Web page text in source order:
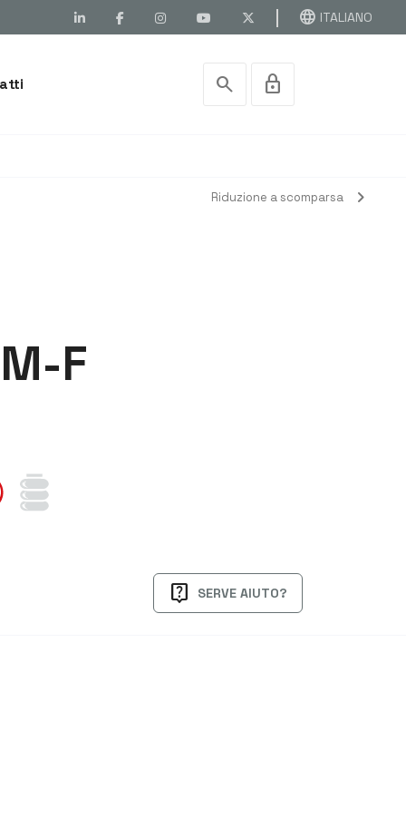
language ITALIANO
search lock
Riduzione a scomparsa chevron_right
F
live_help SERVE AIUTO?